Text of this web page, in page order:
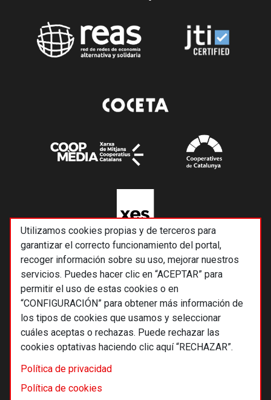
Utilizamos cookies propias y de terceros para
garantizar el correcto funcionamiento del portal,
recoger información sobre su uso, mejorar nuestros
servicios. Puedes hacer clic en “ACEPTAR” para
permitir el uso de estas cookies o en
“CONFIGURACIÓN” para obtener más información de
los tipos de cookies que usamos y seleccionar
cuáles aceptas o rechazas. Puede rechazar las
cookies optativas haciendo clic aquí “RECHAZAR”.
Política de privacidad
Política de cookies
© 2026 Alternativas económicas SCCL
Footer
Términos y condiciones de uso